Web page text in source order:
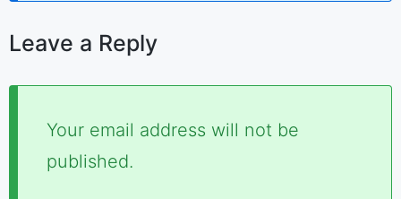
Leave a Reply
Your email address will not be
published.
Required